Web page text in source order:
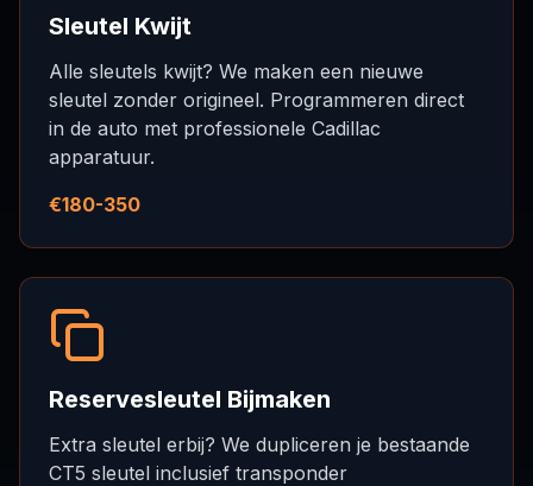
Sleutel Kwijt
Alle sleutels kwijt? We maken een nieuwe
sleutel zonder origineel. Programmeren direct
in de auto met professionele Cadillac
apparatuur.
€180-350
Reservesleutel Bijmaken
Extra sleutel erbij? We dupliceren je bestaande
CT5 sleutel inclusief transponder